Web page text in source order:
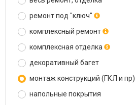
ремонт под "ключ"
комплексный ремонт
комплексная отделка
декоративный багет
монтаж конструкций (ГКЛ и пр)
напольные покрытия